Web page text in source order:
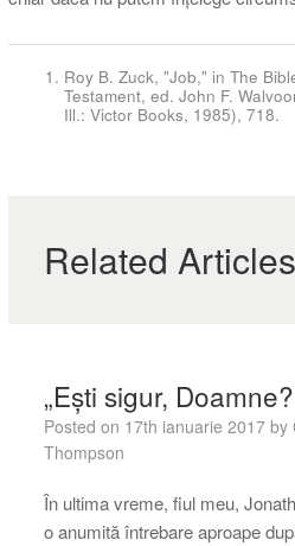
Roy B. Zuck, "Job," in The
Testament, ed. John F.
Ill.: Victor Books, 1985), 718.
Related Articles
„Ești sigur,
Posted on 17th ianuarie 2017 by
Thompson
În ultima vreme, fiul meu,
o anumită întrebare aproape